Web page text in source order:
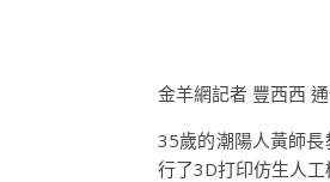
金羊網記者 豐西西
35歲的潮陽人黃師
行了3D打印仿生人工